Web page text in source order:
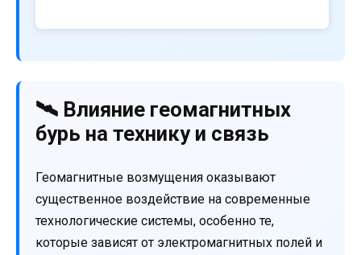
🛰️ Влияние геомагнитных
бурь на технику и связь
Геомагнитные возмущения оказывают
существенное воздействие на современные
технологические системы, особенно те,
которые зависят от электромагнитных полей и